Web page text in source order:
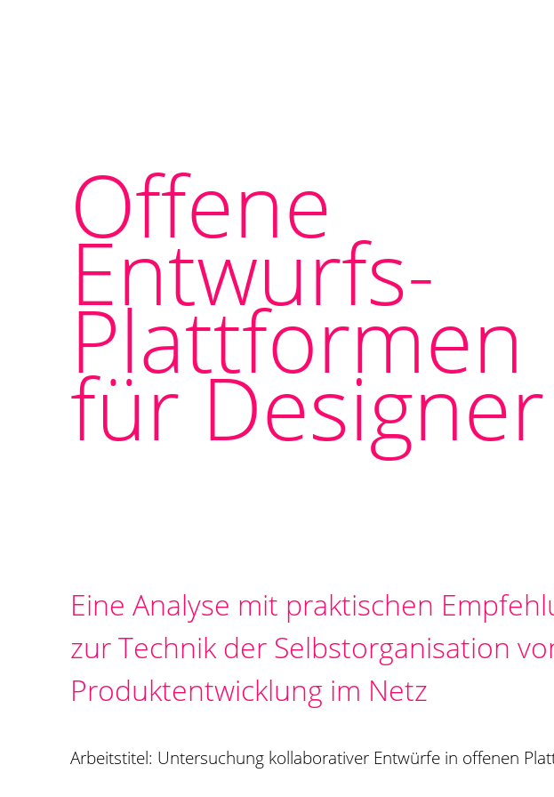
Offene
Entwurfs-
Plattformen
für Designer
Eine Analyse mit praktischen
zur Technik der Selbstorganisation
Produktentwicklung im Netz
Arbeitstitel: Untersuchung kollaborativer Entwürfe in offenen